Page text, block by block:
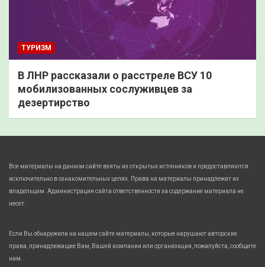
ТУРИЗМ
В ЛНР рассказали о расстреле ВСУ 10
мобилизованных сослуживцев за
дезертирство
Все материалы на данном сайте взяты из открытых источников и предоставляются
исключительно в ознакомительных целях. Права на материалы принадлежат их
владельцам. Администрация сайта ответственности за содержание материала не
несет.
Если Вы обнаружили на нашем сайте материалы, которые нарушают авторские
права, принадлежащие Вам, Вашей компании или организации, пожалуйста, сообщите
нам.